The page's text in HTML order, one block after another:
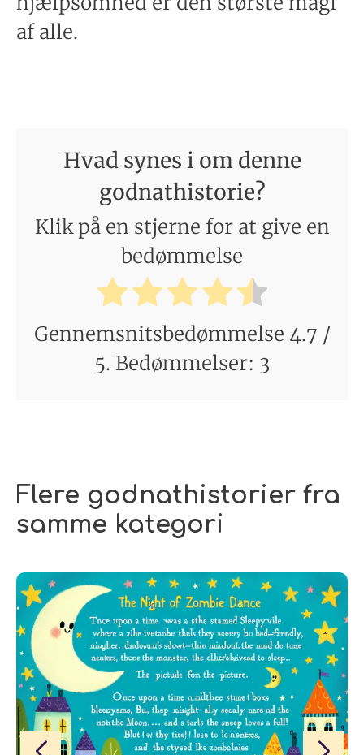
af alle.
Hvad synes i om denne
godnathistorie?
Klik på en stjerne for at give en
bedømmelse
Gennemsnitsbedømmelse 4.7 /
5. Bedømmelser: 3
Flere godnathistorier fra
samme kategori